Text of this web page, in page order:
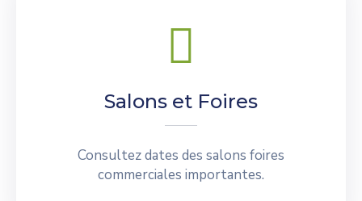
Salons et Foires
Consultez dates des salons foires
commerciales importantes.